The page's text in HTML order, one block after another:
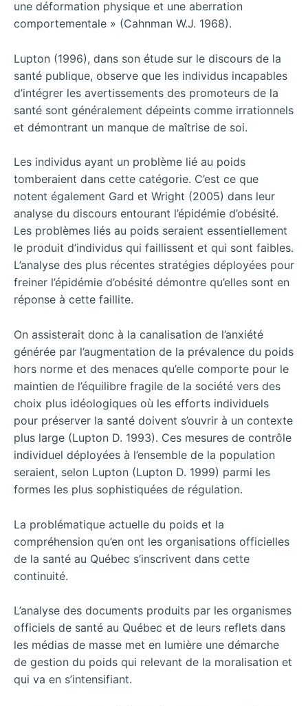
une déformation physique et une aberration
comportementale » (Cahnman W.J. 1968).
Lupton (1996), dans son étude sur le discours de la
santé publique, observe que les individus incapables
d’intégrer les avertissements des promoteurs de la
santé sont généralement dépeints comme irrationnels
et démontrant un manque de maîtrise de soi.
Les individus ayant un problème lié au poids
tomberaient dans cette catégorie. C’est ce que
notent également Gard et Wright (2005) dans leur
analyse du discours entourant l’épidémie d’obésité.
Les problèmes liés au poids seraient essentiellement
le produit d’individus qui faillissent et qui sont faibles.
L’analyse des plus récentes stratégies déployées pour
freiner l’épidémie d’obésité démontre qu’elles sont en
réponse à cette faillite.
On assisterait donc à la canalisation de l’anxiété
générée par l’augmentation de la prévalence du poids
hors norme et des menaces qu’elle comporte pour le
maintien de l’équilibre fragile de la société vers des
choix plus idéologiques où les efforts individuels
pour préserver la santé doivent s’ouvrir à un contexte
plus large (Lupton D. 1993). Ces mesures de contrôle
individuel déployées à l’ensemble de la population
seraient, selon Lupton (Lupton D. 1999) parmi les
formes les plus sophistiquées de régulation.
La problématique actuelle du poids et la
compréhension qu’en ont les organisations officielles
de la santé au Québec s’inscrivent dans cette
continuité.
L’analyse des documents produits par les organismes
officiels de santé au Québec et de leurs reflets dans
les médias de masse met en lumière une démarche
de gestion du poids qui relevant de la moralisation et
qui va en s’intensifiant.